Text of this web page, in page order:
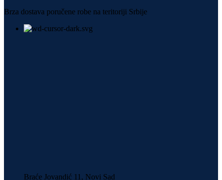
Brza dostava poručene robe na teritoriji Srbije
Braće Jovandić 11, Novi Sad